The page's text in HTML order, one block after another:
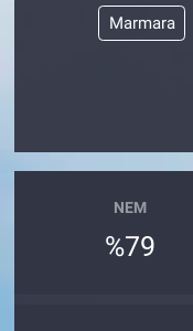
Marmara
NEM
%79